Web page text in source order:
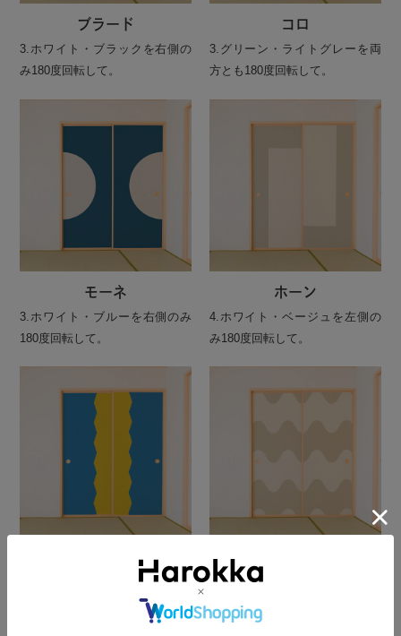
ブラード
3.ホワイト・ブラックを右側の
み180度回転して。
コロ
3.グリーン・ライトグレーを両
方とも180度回転して。
モーネ
3.ホワイト・ブルーを右側のみ
180度回転して。
ホーン
4.ホワイト・ベージュを左側の
み180度回転して。
2.イエロー・ブルーを左側のみ
4.モカ・ミルクを同じ向きで。